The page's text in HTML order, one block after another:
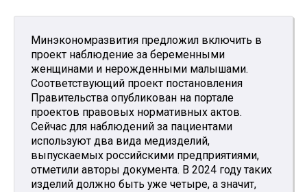
Минэкономразвития предложил включить в
проект наблюдение за беременными
женщинами и нерожденными малышами.
Соответствующий проект постановления
Правительства опубликован на портале
проектов правовых нормативных актов.
Сейчас для наблюдений за пациентами
используют два вида медизделий,
выпускаемых российскими предприятиями,
отметили авторы документа. В 2024 году таких
изделий должно быть уже четыре, а значит,